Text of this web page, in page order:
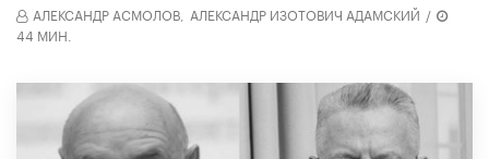
АЛЕКСАНДР АСМОЛОВ, АЛЕКСАНДР ИЗОТОВИЧ АДАМСКИЙ /
44 МИН.